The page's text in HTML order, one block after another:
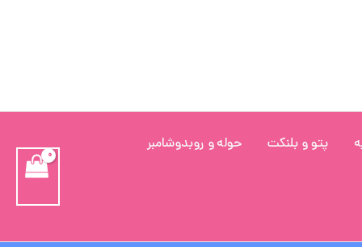
پتو و بلنکت حوله و روبدوشامبر